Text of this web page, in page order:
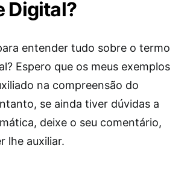
Digital?
entender tudo sobre o termo
Espero que os meus exemplos
na compreensão do
se ainda tiver dúvidas a
deixe o seu comentário,
lhe auxiliar.